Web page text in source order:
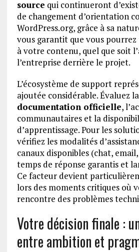
source qui continueront
de changement d’orientation
WordPress.org, grâce à sa
vous garantit que vous
à votre contenu, quel que soit
l’entreprise derrière le projet.
L’écosystème de support
ajoutée considérable. Évaluez
documentation officielle,
communautaires et la
d’apprentissage. Pour les
vérifiez les modalités
canaux disponibles (chat,
temps de réponse garantis et
Ce facteur devient
lors des moments critiques où
rencontre des problèmes
Votre décision finale :
entre ambition et